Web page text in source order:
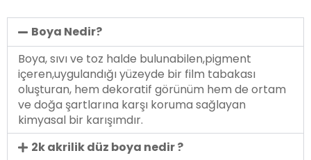
Boya Nedir?
Boya, sıvı ve toz halde bulunabilen,pigment
içeren,uygulandığı yüzeyde bir film tabakası
oluşturan, hem dekoratif görünüm hem de ortam
ve doğa şartlarına karşı koruma sağlayan
kimyasal bir karışımdır.
2k akrilik düz boya nedir ?